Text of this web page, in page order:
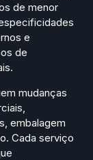
de menor
e
de
mudanças
embalagem
Cada serviço